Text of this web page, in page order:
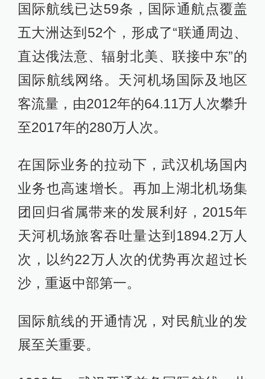
国际航线已达59条，国际通航点覆盖
五大洲达到52个，形成了“联通周边、
直达俄法意、辐射北美、联接中东”的
国际航线网络。天河机场国际及地区
客流量，由2012年的64.11万人次攀升
至2017年的280万人次。
在国际业务的拉动下，武汉机场国内
业务也高速增长。再加上湖北机场集
团回归省属带来的发展利好，2015年
天河机场旅客吞吐量达到1894.2万人
次，以约22万人次的优势再次超过长
沙，重返中部第一。
国际航线的开通情况，对民航业的发
展至关重要。